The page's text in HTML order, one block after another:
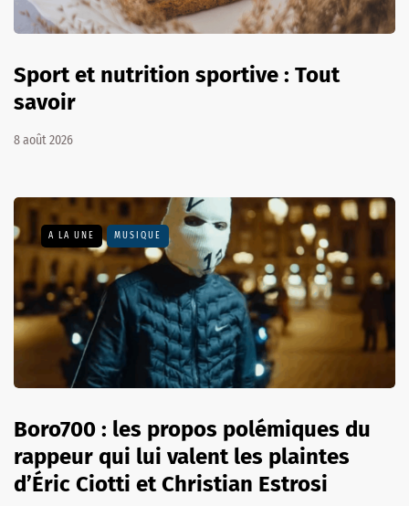
Sport et nutrition sportive : Tout
savoir
8 août 2026
A LA UNE MUSIQUE
Boro700 : les propos polémiques du
rappeur qui lui valent les plaintes
d’Éric Ciotti et Christian Estrosi